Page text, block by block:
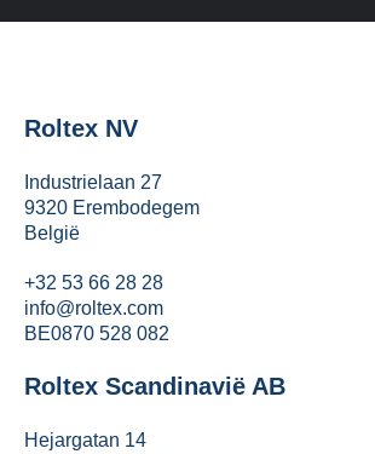
Roltex NV
Industrielaan 27
9320 Erembodegem
België
+32 53 66 28 28
info@roltex.com
BE0870 528 082
Roltex Scandinavië AB
Hejargatan 14